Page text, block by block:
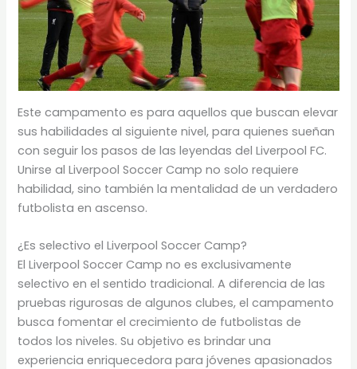
Este campamento es para aquellos que buscan elevar
sus habilidades al siguiente nivel, para quienes sueñan
con seguir los pasos de las leyendas del Liverpool FC.
Unirse al Liverpool Soccer Camp no solo requiere
habilidad, sino también la mentalidad de un verdadero
futbolista en ascenso.
¿Es selectivo el Liverpool Soccer Camp?
El Liverpool Soccer Camp no es exclusivamente
selectivo en el sentido tradicional. A diferencia de las
pruebas rigurosas de algunos clubes, el campamento
busca fomentar el crecimiento de futbolistas de
todos los niveles. Su objetivo es brindar una
experiencia enriquecedora para jóvenes apasionados